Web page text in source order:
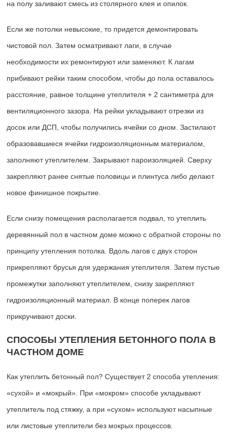
на полу заливают смесь из столярного клея и опилок.
Если же потолки невысокие, то придется демонтировать
чистовой пол. Затем осматривают лаги, в случае
необходимости их ремонтируют или заменяют. К лагам
прибивают рейки таким способом, чтобы до пола оставалось
расстояние, равное толщине утеплителя + 2 сантиметра для
вентиляционного зазора. На рейки укладывают отрезки из
досок или ДСП, чтобы получились ячейки со дном. Застилают
образовавшиеся ячейки гидроизоляционным материалом,
заполняют утеплителем. Закрывают пароизоляцией. Сверху
закрепляют ранее снятые половицы и плинтуса либо делают
новое финишное покрытие.
Если снизу помещения располагается подвал, то утеплить
деревянный пол в частном доме можно с обратной стороны по
принципу утепления потолка. Вдоль лагов с двух сторон
прикрепляют брусья для удержания утеплителя. Затем пустые
промежутки заполняют утеплителем, снизу закрепляют
гидроизоляционный материал. В конце поперек лагов
прикручивают доски.
СПОСОБЫ УТЕПЛЕНИЯ БЕТОННОГО ПОЛА В
ЧАСТНОМ ДОМЕ
Как утеплить бетонный пол? Существует 2 способа утепления:
«сухой» и «мокрый». При «мокром» способе укладывают
утеплитель под стяжку, а при «сухом» используют насыпные
или листовые утеплители без мокрых процессов.